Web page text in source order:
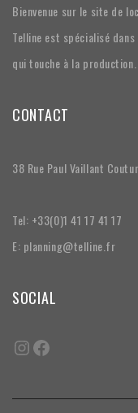
Bienvenue sur le site de
Telline est spécialisé
qui touche à la production.
CONTACT
38 Rue Paul Vaillant
Tel: +33(0)1 41 17 41 17
E: planning@telline.fr
SOCIAL